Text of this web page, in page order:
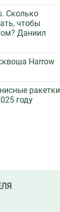
Сколько
чтобы
Даниил
Harrow
ракетки
году